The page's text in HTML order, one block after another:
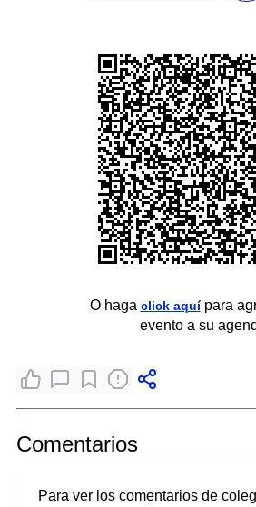
O haga click aquípara
evento a su
Comentarios
Para ver los comentarios de